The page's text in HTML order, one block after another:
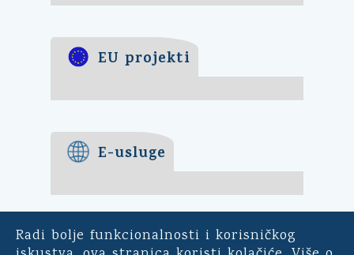
Radi bolje funkcionalnosti i korisničkog
EU projekti
E-usluge
E-demokracija